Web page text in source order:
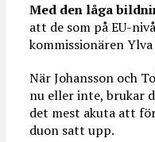
Med den låga
att de som på EU-
kommissionären
När Johansson och
nu eller inte, brukar
det mest akuta att
duon satt upp.